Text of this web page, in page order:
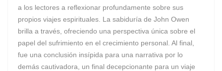
a los lectores a reflexionar profundamente sobre sus
propios viajes espirituales. La sabiduría de John Owen
brilla a través, ofreciendo una perspectiva única sobre el
papel del sufrimiento en el crecimiento personal. Al final,
fue una conclusión insípida para una narrativa por lo
demás cautivadora, un final decepcionante para un viaje